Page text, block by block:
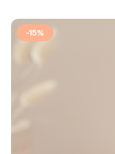
-15%